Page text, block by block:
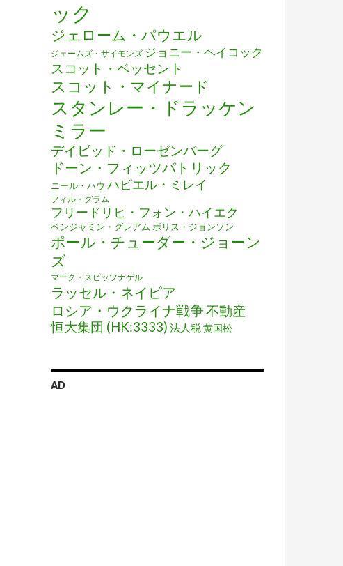
ック
ジェローム・パウエル
ジェームズ・サイモンズ ジョニー・ヘイコック
スコット・ベッセント
スコット・マイナード
スタンレー・ドラッケン
ミラー
デイビッド・ローゼンバーグ
ドーン・フィッツパトリック
ニール・ハウ ハビエル・ミレイ
フィル・グラム
フリードリヒ・フォン・ハイエク
ベンジャミン・グレアム ボリス・ジョンソン
ポール・チューダー・ジョーン
ズ
マーク・スピッツナゲル
ラッセル・ネイピア
ロシア・ウクライナ戦争不動産
恒大集団 (HK:3333) 法人税黄国松
AD